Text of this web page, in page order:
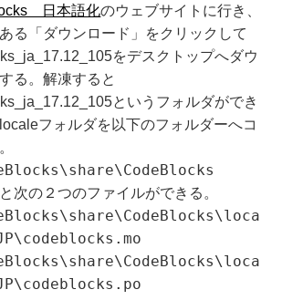
日本語化のウェブサイトに行き、
る「ダウンロード」をクリックして
をデスクトップへダウ
る。解凍すると
というフォルダができ
フォルダを以下のフォルダーへコ
次の２つのファイルができる。